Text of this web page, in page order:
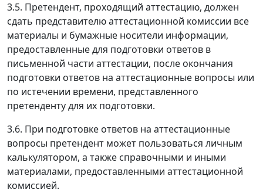
3.5. Претендент, проходящий аттестацию, должен
сдать представителю аттестационной комиссии все
материалы и бумажные носители информации,
предоставленные для подготовки ответов в
письменной части аттестации, после окончания
подготовки ответов на аттестационные вопросы или
по истечении времени, представленного
претенденту для их подготовки.
3.6. При подготовке ответов на аттестационные
вопросы претендент может пользоваться личным
калькулятором, а также справочными и иными
материалами, предоставленными аттестационной
комиссией.